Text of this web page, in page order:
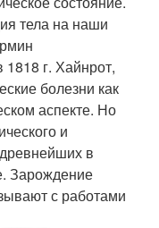
тела на наши
г. Хайнрот,
болезни как
аспекте. Но
и
в
Зарождение
с работами